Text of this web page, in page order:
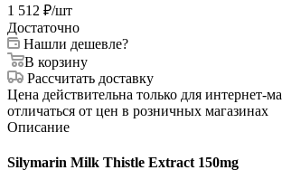
1 512 ₽/шт
Достаточно
Нашли дешевле?
В корзину
Рассчитать доставку
Цена действительна только для интернет-
отличаться от цен в розничных магазинах
Описание
Silymarin Milk Thistle Extract 150mg